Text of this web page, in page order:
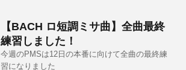
【BACH ロ短調ミサ曲】全曲最終
練習しました！
今週のPMSは12日の本番に向けて全曲の最終練
習になりました